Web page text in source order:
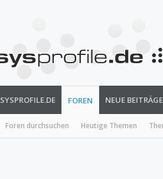
SYSPROFILE.DE FOREN
Foren durchsuchen Heutige Themen
NEUE BEITRÄGE